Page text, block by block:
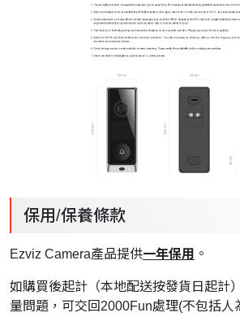
保用/保養條款
Ezviz Camera產品提供一年保用 。
如購買後起計（本地配送按發貨日起計
量問題，可交回2000Fun處理(不包括人